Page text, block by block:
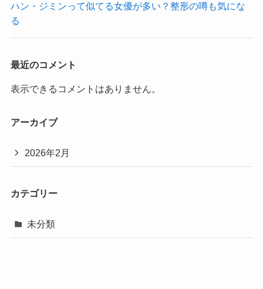
ハン・ジミンって似てる女優が多い？整形の噂も気にな
る
最近のコメント
表示できるコメントはありません。
アーカイブ
2026年2月
カテゴリー
未分類